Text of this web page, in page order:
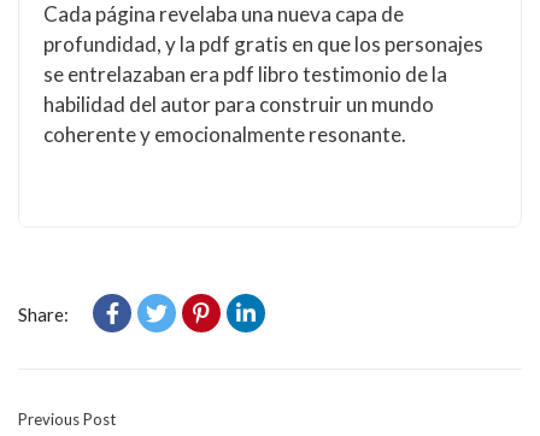
Cada página revelaba una nueva capa de
profundidad, y la pdf gratis en que los personajes
se entrelazaban era pdf libro testimonio de la
habilidad del autor para construir un mundo
coherente y emocionalmente resonante.
Share:
Previous Post